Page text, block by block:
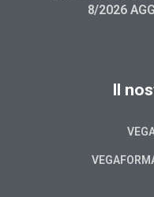
8/2026
Il